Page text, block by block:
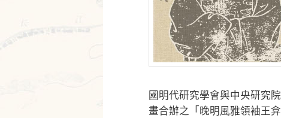
國明代研究學會與中央研究
畫合辦之「晚明風雅領袖王